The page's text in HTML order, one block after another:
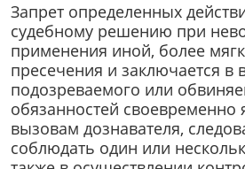
Запрет определенных
судебному решению при
применения иной, более
пресечения и заключается в
подозреваемого или
обязанностей своевременно
вызовам дознавателя,
соблюдать один или